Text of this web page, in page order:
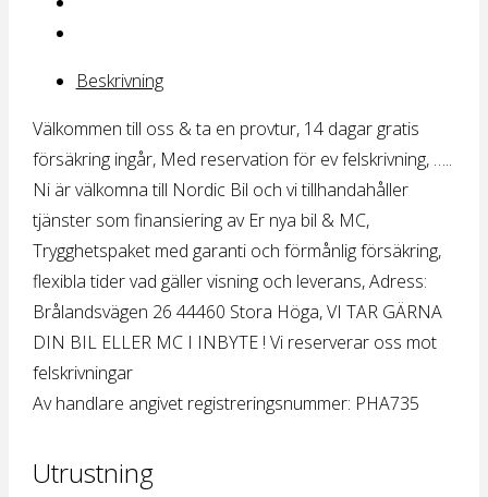
Beskrivning
Välkommen till oss & ta en provtur, 14 dagar gratis
försäkring ingår, Med reservation för ev felskrivning, …..
Ni är välkomna till Nordic Bil och vi tillhandahåller
tjänster som finansiering av Er nya bil & MC,
Trygghetspaket med garanti och förmånlig försäkring,
flexibla tider vad gäller visning och leverans, Adress:
Brålandsvägen 26 44460 Stora Höga, VI TAR GÄRNA
DIN BIL ELLER MC I INBYTE ! Vi reserverar oss mot
felskrivningar
Av handlare angivet registreringsnummer: PHA735
Utrustning